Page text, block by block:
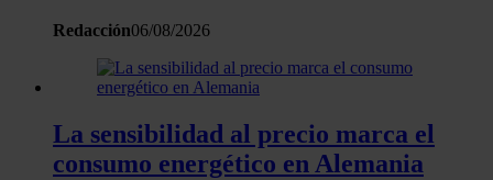
Redacción06/08/2026
La sensibilidad al precio marca el
consumo energético en Alemania